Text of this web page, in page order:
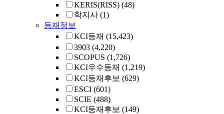
KERIS(RISS) (48)
학지사 (1)
등재정보
KCI등재 (15,423)
3903 (4,220)
SCOPUS (1,726)
KCI우수등재 (1,219)
KCI등재후보 (629)
ESCI (601)
SCIE (488)
KCI등재후보 (149)